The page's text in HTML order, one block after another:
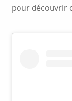
pour découvrir